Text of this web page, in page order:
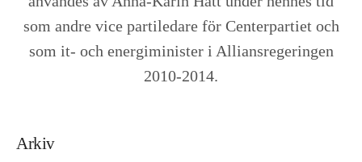
som andre vice partiledare för Centerpartiet och
som it- och energiminister i Alliansregeringen
2010-2014.
Arkiv